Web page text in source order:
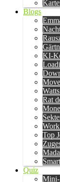
Blogs
KI-
Rat
Top
Quiz
Mini-